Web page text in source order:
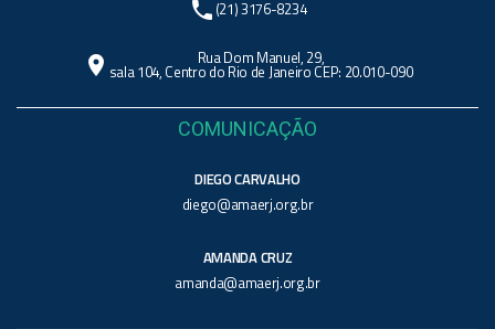
phone (21) 3176-8234
location_on Rua Dom Manuel, 29,
sala 104, Centro do Rio de Janeiro CEP: 20.010-090
COMUNICAÇÃO
DIEGO CARVALHO
diego@amaerj.org.br
AMANDA CRUZ
amanda@amaerj.org.br